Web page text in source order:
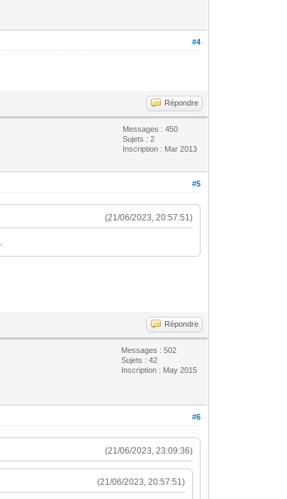
#4
Répondre
Messages : 450
Sujets : 2
Inscription : Mar 2013
#5
(21/06/2023, 20:57:51)
Répondre
Messages : 502
Sujets : 42
Inscription : May 2015
#6
(21/06/2023, 23:09:36)
(21/06/2023, 20:57:51)